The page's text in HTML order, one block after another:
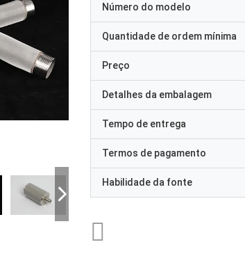
Número do modelo
Quantidade de ordem mínima
Preço
Detalhes da embalagem
Tempo de entrega
Termos de pagamento
Habilidade da fonte